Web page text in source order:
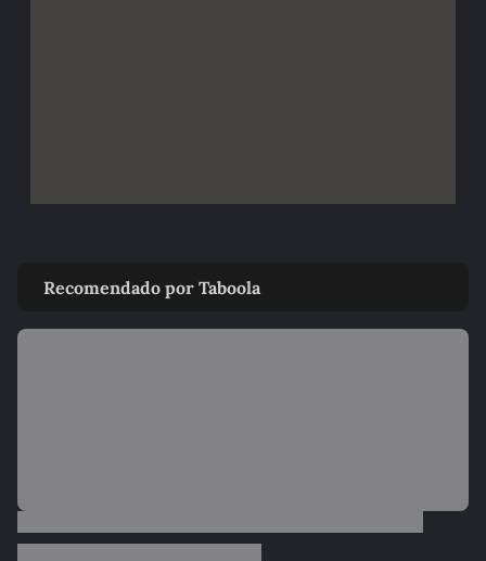
Recomendado por Taboola